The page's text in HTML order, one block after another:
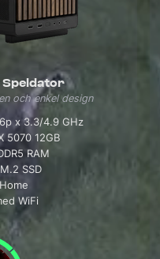
Speldator
och enkel design
x 3.3/4.9 GHz
5070 12GB
RAM
SSD
WiFi